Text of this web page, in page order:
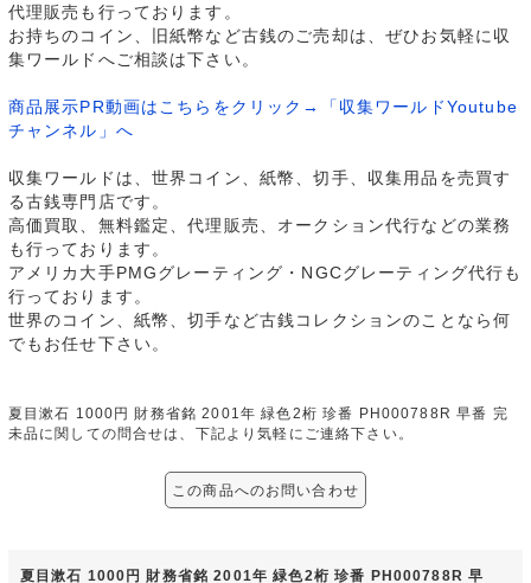
代理販売も行っております。
お持ちのコイン、旧紙幣など古銭のご売却は、ぜひお気軽に収
集ワールドへご相談は下さい。
商品展示PR動画はこちらをクリック→「収集ワールドYoutube
チャンネル」へ
収集ワールドは、世界コイン、紙幣、切手、収集用品を売買す
る古銭専門店です。
高価買取、無料鑑定、代理販売、オークション代行などの業務
も行っております。
アメリカ大手PMGグレーティング・NGCグレーティング代行も
行っております。
世界のコイン、紙幣、切手など古銭コレクションのことなら何
でもお任せ下さい。
夏目漱石 1000円 財務省銘 2001年 緑色2桁 珍番 PH000788R 早番 完
未品に関しての問合せは、下記より気軽にご連絡下さい。
この商品へのお問い合わせ
夏目漱石 1000円 財務省銘 2001年 緑色2桁 珍番 PH000788R 早